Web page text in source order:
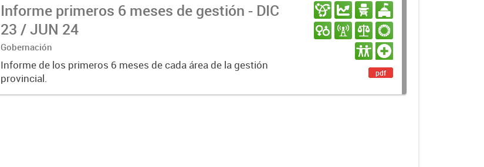
Informe primeros 6 meses de gestión - DIC
23 / JUN 24
Gobernación
Informe de los primeros 6 meses de cada área de la gestión
provincial.
pdf